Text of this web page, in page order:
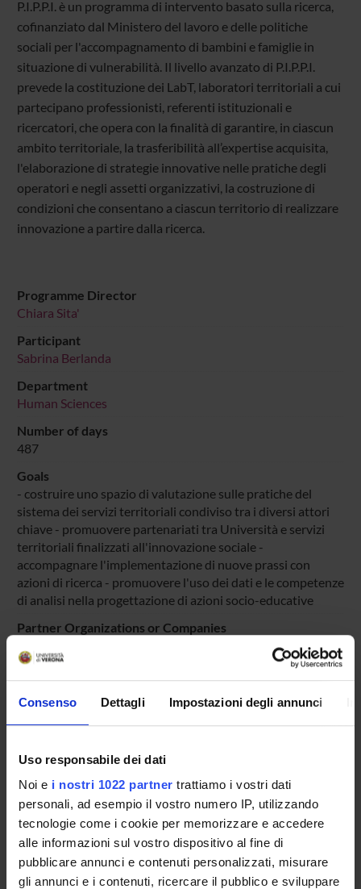
Consenso Dettagli Impostazioni degli annunci
Uso responsabile dei dati
Noi e i nostri 1022 partner trattiamo i vostri dati
personali, ad esempio il vostro numero IP, utilizzando
tecnologie come i cookie per memorizzare e accedere
alle informazioni sul vostro dispositivo al fine di
pubblicare annunci e contenuti personalizzati, misurare
gli annunci e i contenuti, ricercare il pubblico e sviluppare
P.I.P.P.I. è un programma di intervento basato sulla ricerca,
cofinanziato dal Ministero del lavoro e delle politiche
sociali per l'accompagnamento di bambini e famiglie in
situazione di vulnerabilità. Il livello avanzato di P.I.P.P.I.
prevede la costituzione dei LabT, laboratori territoriali a cui
partecipano professionisti, referenti istituzionali e
ricercatori, che opera con la finalità di garantire, in ciascun
ambito territoriale, la trasferibilità all’expertise acquisita,
l'elaborazione di strategie innovative nelle pratiche degli
operatori e negli assetti organizzativi, la costruzione di
condizioni che consentano a ciascun territorio di realizzare
innovazione a partire dalla ricerca.
Programme Director
Chiara Sita'
Participant
Sabrina Berlanda
Department
Human Sciences
Number of days
487
Goals
- costruire uno spazio di valutazione sulle pratiche del
sistema dei servizi territoriali condiviso tra i diversi attori
chiave - promuovere partenariati tra Università e servizi
territoriali finalizzati all'innovazione sociale -
accompagnare l'implementazione di nuove prassi con
azioni di ricerca - promuovere l'uso dei dati e le competenze
di analisi nella progettazione di azioni socio-educative
Partner Organizations or Companies
MINISTERO DEL LAVORO E DELLE POLITICHE SOCIALI
Scientific areas involved
AREA MIN. 11 - Scienze storiche, filosofiche, pedagogiche e
psicologiche
Prevalent Category
Iniziative di co-produzione di conoscenza: Iniziative di co-
produzione di conoscenza